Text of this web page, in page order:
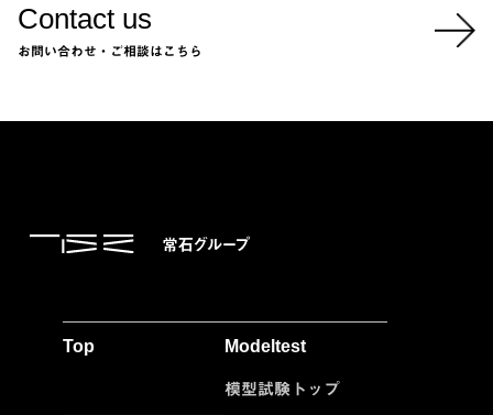
Contact us
お問い合わせ・ご相談はこちら
Top Modeltest
模型試験トップ